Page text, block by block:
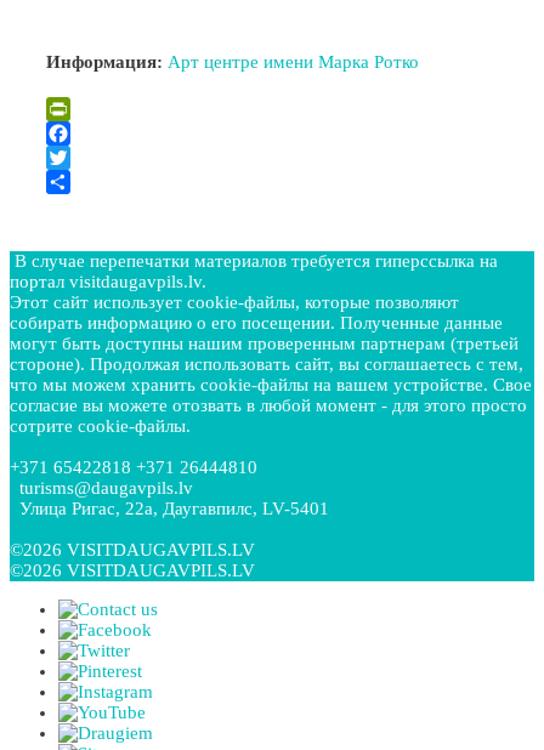
Информация: Арт центре имени Марка Ротко
PrintFriendly
Facebook
Twitter
В случае перепечатки материалов требуется гиперссылка на
портал visitdaugavpils.lv.
Этот сайт использует cookie-файлы, которые позволяют
собирать информацию о его посещении. Полученные данные
могут быть доступны нашим проверенным партнерам (третьей
стороне). Продолжая использовать сайт, вы соглашаетесь с тем,
что мы можем хранить cookie-файлы на вашем устройстве. Свое
согласие вы можете отозвать в любой момент - для этого просто
сотрите cookie-файлы.
+371 65422818 +371 26444810
turisms@daugavpils.lv
Улица Ригас, 22a, Даугавпилс, LV-5401
©2026 VISITDAUGAVPILS.LV
©2026 VISITDAUGAVPILS.LV